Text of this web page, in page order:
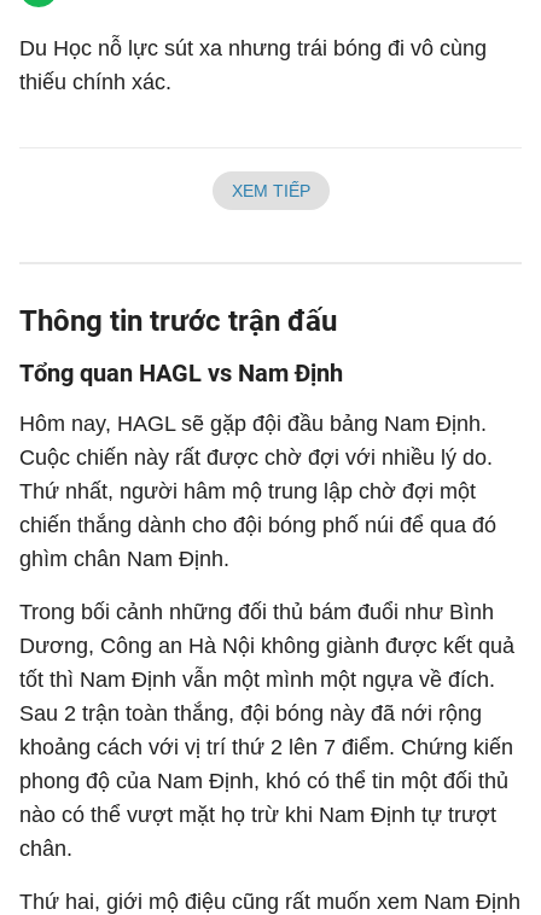
Du Học nỗ lực sút xa nhưng trái bóng đi vô cùng
thiếu chính xác.
XEM TIẾP
Thông tin trước trận đấu
Tổng quan HAGL vs Nam Định
Hôm nay, HAGL sẽ gặp đội đầu bảng Nam Định.
Cuộc chiến này rất được chờ đợi với nhiều lý do.
Thứ nhất, người hâm mộ trung lập chờ đợi một
chiến thắng dành cho đội bóng phố núi để qua đó
ghìm chân Nam Định.
Trong bối cảnh những đối thủ bám đuổi như Bình
Dương, Công an Hà Nội không giành được kết quả
tốt thì Nam Định vẫn một mình một ngựa về đích.
Sau 2 trận toàn thắng, đội bóng này đã nới rộng
khoảng cách với vị trí thứ 2 lên 7 điểm. Chứng kiến
phong độ của Nam Định, khó có thể tin một đối thủ
nào có thể vượt mặt họ trừ khi Nam Định tự trượt
chân.
Thứ hai, giới mộ điệu cũng rất muốn xem Nam Định